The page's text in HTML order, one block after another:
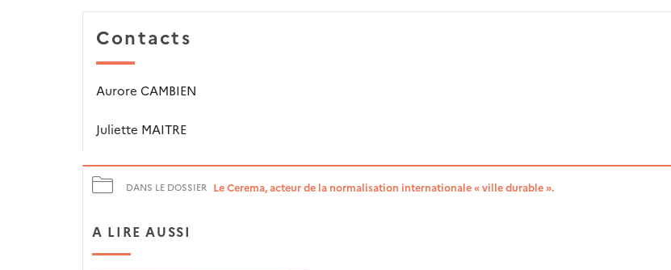
Contacts
Aurore CAMBIEN
Juliette MAITRE
DANS LE DOSSIER Le Cerema, acteur de la normalisation internationale « ville durable ».
A LIRE AUSSI